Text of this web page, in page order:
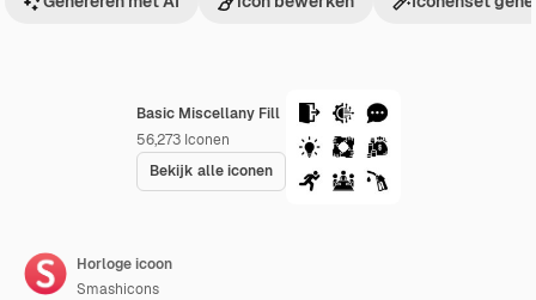
Basic Miscellany Fill
56,273 Iconen
Bekijk alle iconen
Horloge icoon
Smashicons